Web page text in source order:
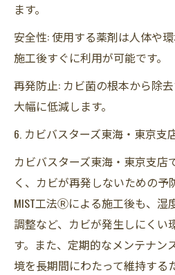
ます。
安全性: 使用する薬剤は人体や
施工後すぐに利用が可能です。
再発防止: カビ菌の根本から除
大幅に低減します。
6. カビバスターズ東海・東京支
カビバスターズ東海・東京支店
く、カビが再発しないための予
MIST工法Ⓡによる施工後も、湿
調整など、カビが発生しにくい
す。また、定期的なメンテナン
境を長期間にわたって維持する